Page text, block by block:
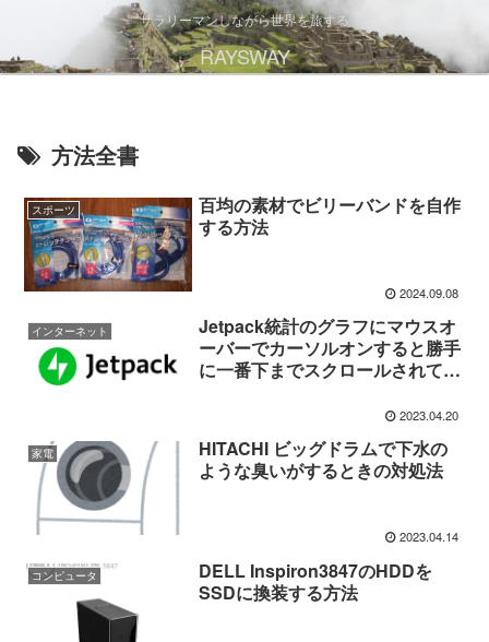
サラリーマンしながら世界を旅する
RAYSWAY
方法全書
スポーツ
百均の素材でビリーバンドを自作
する方法
2024.09.08
インターネット
Jetpack統計のグラフにマウスオ
ーバーでカーソルオンすると勝手
に一番下までスクロールされてし
2023.04.20
家電
HITACHI ビッグドラムで下水の
ような臭いがするときの対処法
2023.04.14
コンピュータ
DELL Inspiron3847のHDDを
SSDに換装する方法